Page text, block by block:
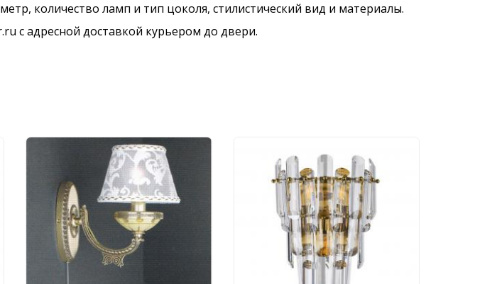
количество ламп и тип цоколя, стилистический вид и материалы.
с адресной доставкой курьером до двери.